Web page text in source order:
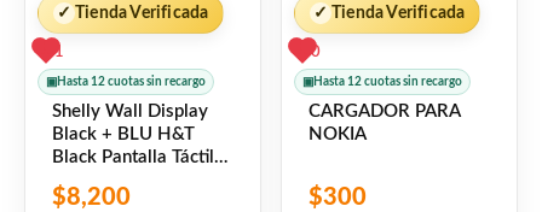
✓ Tienda Verificada
1
▣ Hasta 12 cuotas sin recargo
Shelly Wall Display
Black + BLU H&T
Black Pantalla Táctil
BLU Wi-Fi
$8,200
✓ Tienda Verificada
0
▣ Hasta 12 cuotas sin recargo
CARGADOR PARA
NOKIA
$300